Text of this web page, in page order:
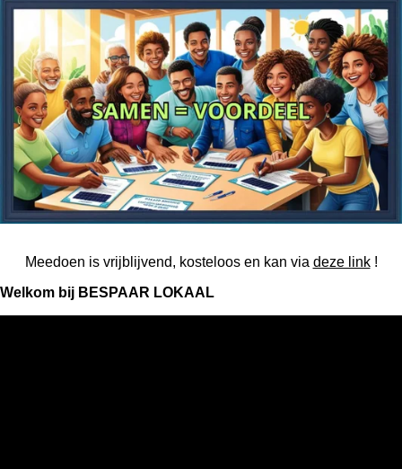
Meedoen is vrijblijvend, kosteloos en kan via deze link!
Welkom bij BESPAAR LOKAAL